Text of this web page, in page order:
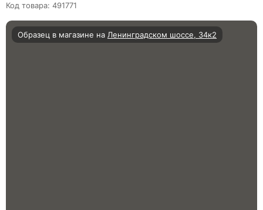
Код товара: 491771
Образец в магазине на Ленинградском шоссе, 34к2